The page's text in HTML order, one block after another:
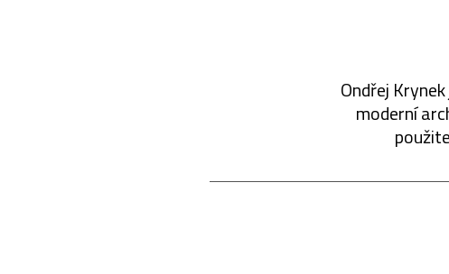
Ondřej
moderní